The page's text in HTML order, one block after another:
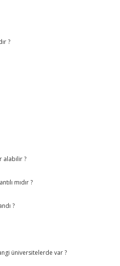
?
alabilir ?
mıdır ?
?
üniversitelerde var ?